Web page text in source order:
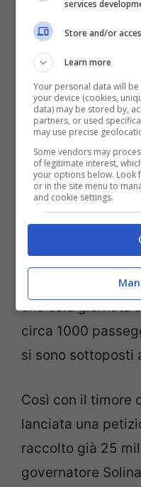
furia.
La paura è
Esserezona
mantenere e per
Solinas, il
aveva
rigorosi ai porti e
Ma stando a
esponenti del
così. Nella
una sola giornata
circa 1000
si sono sottoposti
Così con il timore
lanciata una
raccolto già 25
governatore
services
Store and/or
Learn more
Your personal data will
your device (cookies,
data) may be stored by,
partners, or used
may use precise
Some vendors may
of legitimate interest,
your options below. Look
or in the site menu to
and cookie settings.